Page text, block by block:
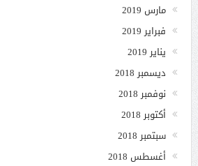
مارس 2019
فبراير 2019
يناير 2019
ديسمبر 2018
نوفمبر 2018
أكتوبر 2018
سبتمبر 2018
أغسطس 2018